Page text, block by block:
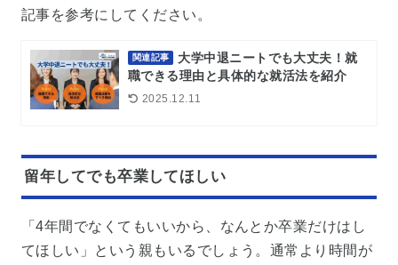
記事を参考にしてください。
関連記事
大学中退ニートでも大丈夫！就
職できる理由と具体的な就活法を紹介
2025.12.11
留年してでも卒業してほしい
「4年間でなくてもいいから、なんとか卒業だけはし
てほしい」という親もいるでしょう。通常より時間が